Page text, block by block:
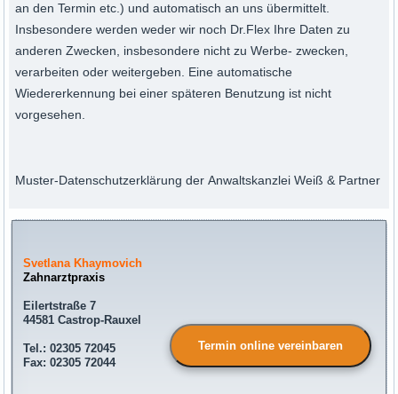
an den Termin etc.) und automatisch an uns übermittelt.
Insbesondere werden weder wir noch Dr.Flex Ihre Daten zu
anderen Zwecken, insbesondere nicht zu Werbe- zwecken,
verarbeiten oder weitergeben. Eine automatische
Wiedererkennung bei einer späteren Benutzung ist nicht
vorgesehen.
Muster-Datenschutzerklärung der Anwaltskanzlei Weiß & Partner
Svetlana Khaymovich
Zahnarztpraxis
Eilertstraße 7
44581 Castrop-Rauxel
Tel.: 02305 72045
Fax: 02305 72044
Termin online vereinbaren